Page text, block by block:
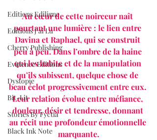
Editions Ediligne
Editions J'ai Lu
Cherry Publishing
Evidence Editions
Dystopie
Bit-Lit
Stories By Fyctia
Black Ink Note
Au cœur de cette noirceur naît
pourtant une lumière : le lien entre
Davina et Raphael, qui se construit
peu à peu. Dans l’ombre de la haine
qui les habite et de la manipulation
qu’ils subissent, quelque chose de
beau éclot progressivement entre eux.
Leur relation évolue entre méfiance,
douleur, désir et tendresse, donnant
au récit une profondeur émotionnelle
marquante.